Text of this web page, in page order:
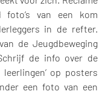
foto’s van een kom
in de refter.
de Jeugdbeweging
de info over de
op posters
een foto van een